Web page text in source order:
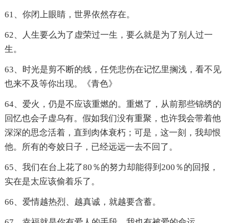
61、你闭上眼睛，世界依然存在。
62、人生要么为了虚荣过一生，要么就是为了别人过一
生。
63、时光是剪不断的线，任凭悲伤在记忆里搁浅，看不见
也来不及等你出现。《青色》
64、爱火，仍是不应该重燃的。重燃了，从前那些锦绣的
回忆也会子虚乌有。假如我们没有重聚，也许我会带着他
深深的思念活着，直到肉体衰朽；可是，这一刻，我却恨
他。所有的夸姣日子，已经远远一去不回了。
65、我们在台上花了80％的努力却能得到200％的回报，
实在是太应该偷着乐了。
66、爱情越热烈、越真诚，就越要含蓄。